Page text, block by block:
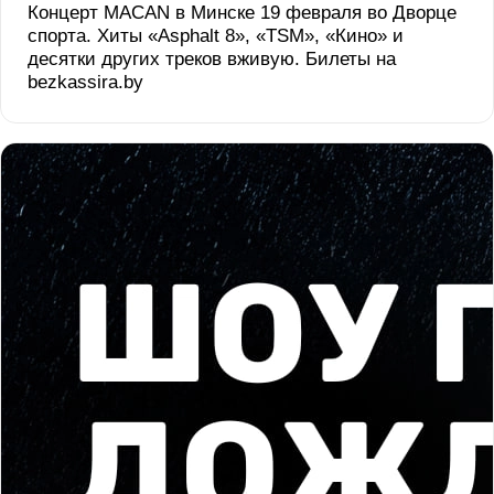
Концерт MACAN в Минске 19 февраля во Дворце
спорта. Хиты «Asphalt 8», «TSM», «Кино» и
десятки других треков вживую. Билеты на
bezkassira.by